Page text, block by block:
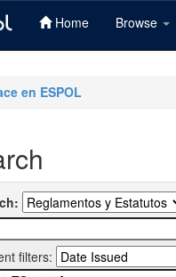
Home Browse
en ESPOL
filters: